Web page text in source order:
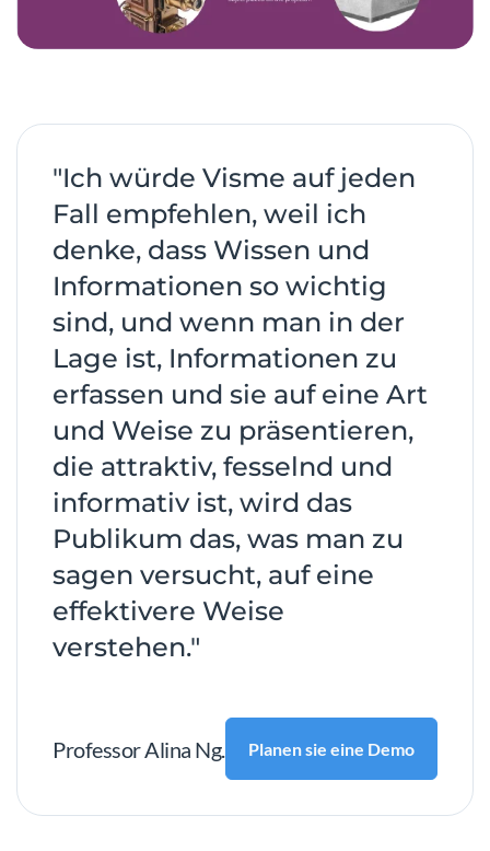
"Ich würde Visme auf jeden
Fall empfehlen, weil ich
denke, dass Wissen und
Informationen so wichtig
sind, und wenn man in der
Lage ist, Informationen zu
erfassen und sie auf eine Art
und Weise zu präsentieren,
die attraktiv, fesselnd und
informativ ist, wird das
Publikum das, was man zu
sagen versucht, auf eine
effektivere Weise
verstehen."
Professor Alina Ng. Planen sie eine Demo